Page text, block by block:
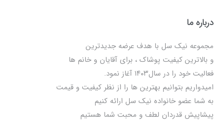
درباره ما
مجموعه نیک سل با هدف عرضه جدیدترین
و بالاترین کیفیت پوشاک ، برای آقایان و خانم ها
فعالیت خود را در سال۱۴۰۳ آغاز نمود.
امیدواریم بتوانیم بهترین ها را از نظر کیفیت و قیمت
به شما عضو خانواده نیک سل ارائه کنیم
پیشاپیش قدردان لطف و محبت شما هستیم